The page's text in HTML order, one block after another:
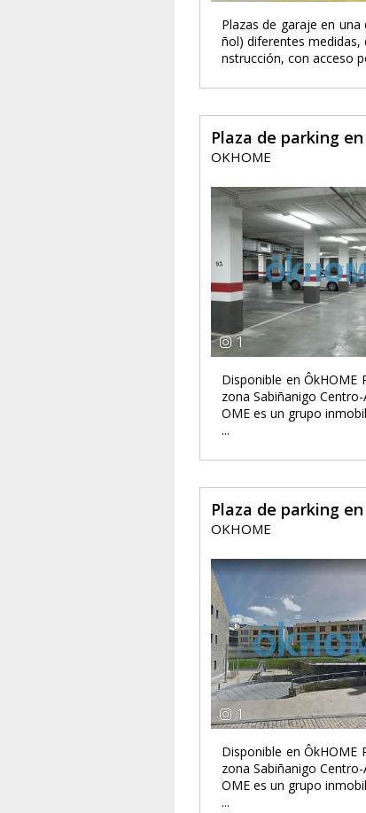
Plazas de garaje en
ñol) diferentes medidas,
nstrucción, con acceso
Plaza de parking
OKHOME
1
Disponible en ÔkHOME
zona Sabiñanigo
OME es un grupo
...
Plaza de parking
OKHOME
1
Disponible en ÔkHOME
zona Sabiñanigo
OME es un grupo
...